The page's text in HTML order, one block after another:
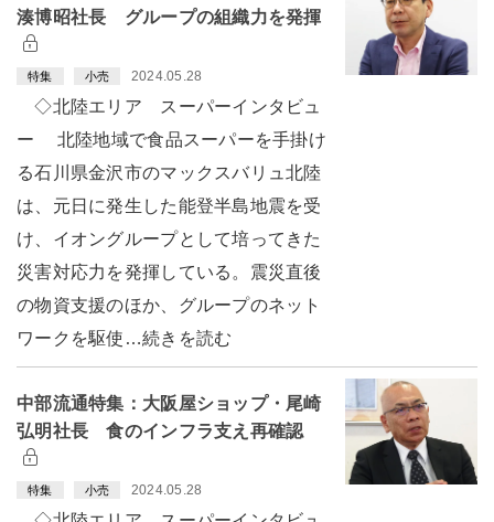
湊博昭社長 グループの組織力を発揮
特集 小売 2024.05.28
◇北陸エリア スーパーインタビュ
ー 北陸地域で食品スーパーを手掛け
る石川県金沢市のマックスバリュ北陸
は、元日に発生した能登半島地震を受
け、イオングループとして培ってきた
災害対応力を発揮している。震災直後
の物資支援のほか、グループのネット
ワークを駆使…続きを読む
中部流通特集：大阪屋ショップ・尾崎
弘明社長 食のインフラ支え再確認
特集 小売 2024.05.28